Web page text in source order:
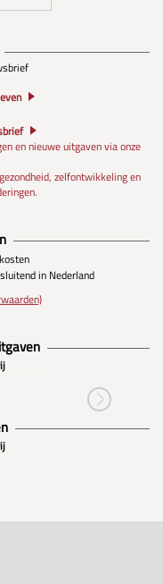
en nieuwe uitgaven via onze
zelfontwikkeling en
in Nederland